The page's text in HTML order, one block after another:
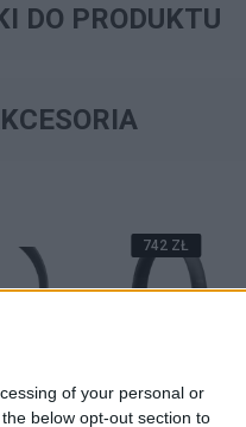
of your personal or
below opt-out section to
DO PRODUKTU
742 ZŁ
Słuchawki LENOVO